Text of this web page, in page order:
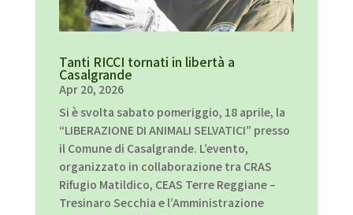
Tanti RICCI tornati in libertà a
Casalgrande
Apr 20, 2026
Si è svolta sabato pomeriggio, 18 aprile, la
“LIBERAZIONE DI ANIMALI SELVATICI” presso
il Comune di Casalgrande. L’evento,
organizzato in collaborazione tra CRAS
Rifugio Matildico, CEAS Terre Reggiane –
Tresinaro Secchia e l’Amministrazione